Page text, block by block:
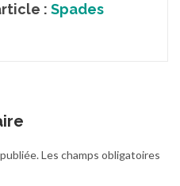
: Spades
Les champs obligatoires